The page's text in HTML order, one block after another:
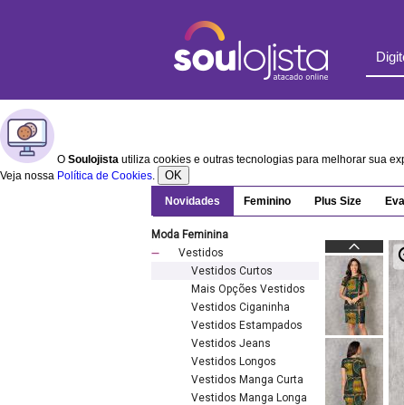
O Soulojista utiliza cookies e outras tecnologias para melhorar sua
Veja nossa Política de Cookies. OK
Novidades Feminino Plus Size
Moda Feminina
Vestidos
Vestidos Curtos
Mais Opções Vestidos
Vestidos Ciganinha
Vestidos Estampados
Vestidos Jeans
Vestidos Longos
Vestidos Manga Curta
Vestidos Manga Longa